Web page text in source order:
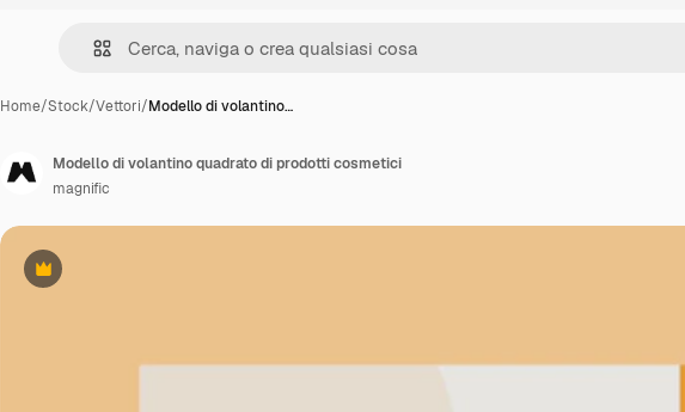
Home/Stock/Vettori/Modello di volantino…
Premium
Modello di volantino quadrato di prodotti cosmetici
magnific